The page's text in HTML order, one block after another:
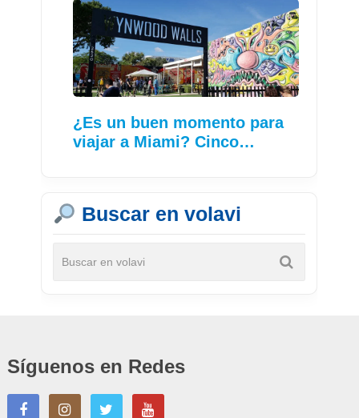
¿Es un buen momento para
viajar a Miami? Cinco…
Buscar en volavi
Síguenos en Redes